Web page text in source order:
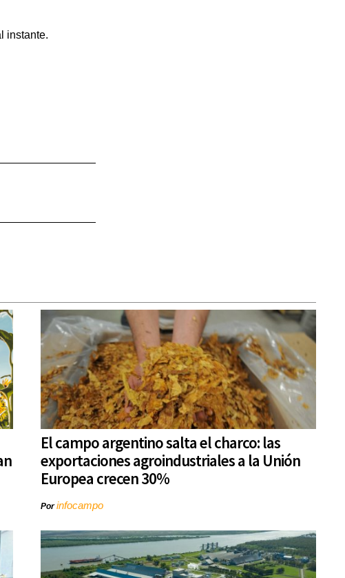
instante.
El campo argentino salta el charco: las
exportaciones agroindustriales a la Unión
Europea crecen 30%
Porinfocampo